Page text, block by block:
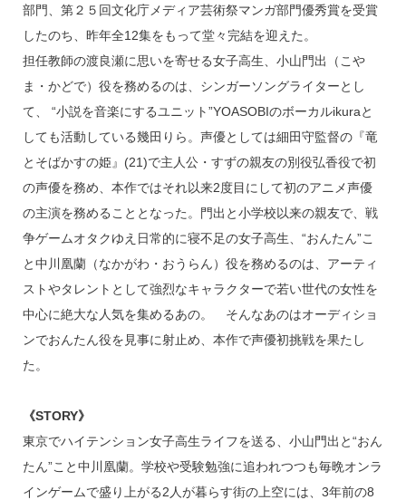
部門、第２５回文化庁メディア芸術祭マンガ部門優秀賞を受賞
したのち、昨年全12集をもって堂々完結を迎えた。
担任教師の渡良瀬に思いを寄せる女子高生、小山門出（こや
ま・かどで）役を務めるのは、シンガーソングライターとし
て、 “小説を音楽にするユニット”YOASOBIのボーカルikuraと
しても活動している幾田りら。声優としては細田守監督の『竜
とそばかすの姫』(21)で主人公・すずの親友の別役弘香役で初
の声優を務め、本作ではそれ以来2度目にして初のアニメ声優
の主演を務めることとなった。門出と小学校以来の親友で、戦
争ゲームオタクゆえ日常的に寝不足の女子高生、“おんたん”こ
と中川凰蘭（なかがわ・おうらん）役を務めるのは、アーティ
ストやタレントとして強烈なキャラクターで若い世代の女性を
中心に絶大な人気を集めるあの。 そんなあのはオーディショ
ンでおんたん役を見事に射止め、本作で声優初挑戦を果たし
た。
《STORY》
東京でハイテンション女子高生ライフを送る、小山門出と“おん
たん”こと中川凰蘭。学校や受験勉強に追われつつも毎晩オンラ
インゲームで盛り上がる2人が暮らす街の上空には、3年前の8